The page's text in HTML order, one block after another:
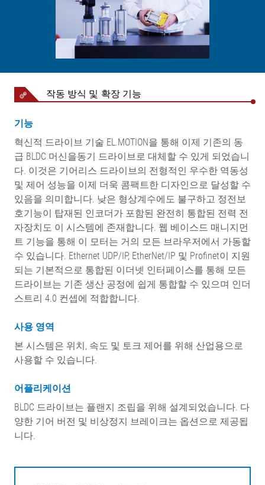
작동 방식 및 확장 기능
기능
혁신적 드라이브 기술 EL.MOTION을 통해 이제 기존의 동
급 BLDC 머신을동기 드라이브로 대체할 수 있게 되었습니
다. 이것은 기어리스 드라이브의 전형적인 우수한 역동성
및 제어 성능을 이제 더욱 콤팩트한 디자인으로 달성할 수
있음을 의미합니다. 낮은 형상계수에도 불구하고 정전보
호기능이 탑재된 인코더가 포함된 완전히 통합된 전력 전
자장치도 이 시스템에 존재합니다. 웹 베이스드 매니지먼
트 기능을 통해 이 모터는 거의 모든 브라우저에서 가동할
수 있습니다. Ethernet UDP/IP, EtherNet/IP 및 Profinet이 지원
되는 기본적으로 통합된 이더넷 인터페이스를 통해 모든
드라이브는 기존 생산 공정에 쉽게 통합할 수 있으며 인더
스트리 4.0 컨셉에 적합합니다.
사용 영역
본 시스템은 위치, 속도 및 토크 제어를 위해 산업용으로
사용할 수 있습니다.
어플리케이션
BLDC 드라이브는 플랜지 조립을 위해 설계되었습니다. 다
양한 기어 버전 및 비상정지 브레이크는 옵션으로 제공됩
니다.